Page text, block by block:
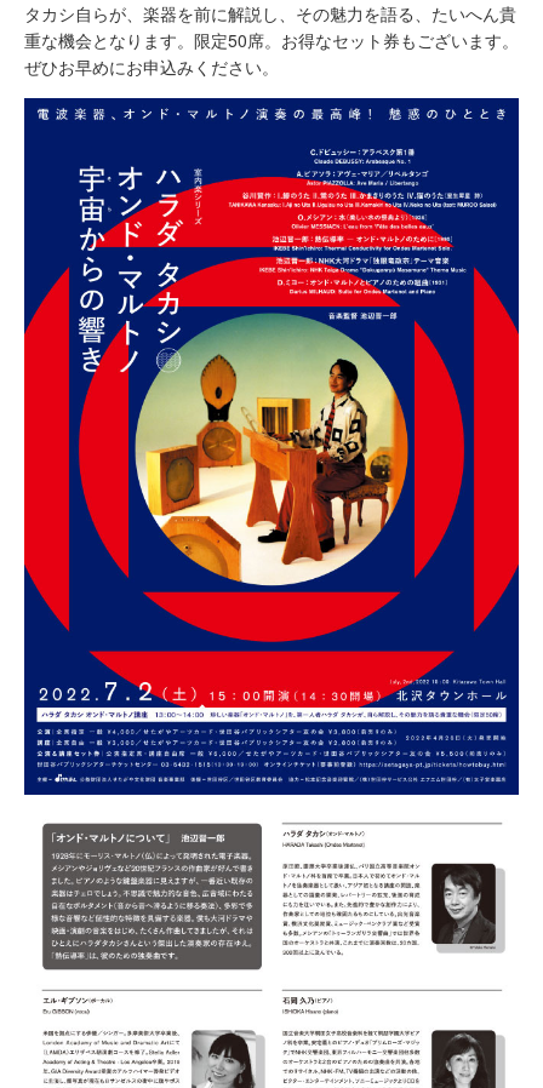
タカシ自らが、楽器を前に解説し、その魅力を語る、たいへん貴
重な機会となります。限定50席。お得なセット券もございます。
ぜひお早めにお申込みください。